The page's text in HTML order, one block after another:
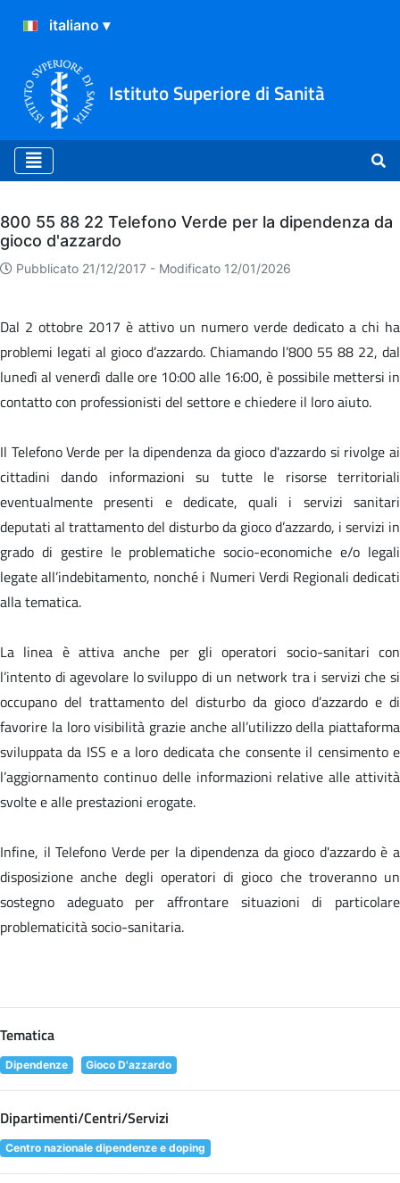
Istituto Superiore di Sanità
Archivio
800 55 88 22 Telefono Verde per la dipendenza da
gioco d'azzardo
Pubblicato 21/12/2017 - Modificato 12/01/2026
Dal 2 ottobre 2017 è attivo un numero verde dedicato a chi ha
problemi legati al gioco d’azzardo. Chiamando l’800 55 88 22, dal
lunedì al venerdì dalle ore 10:00 alle 16:00, è possibile mettersi in
contatto con professionisti del settore e chiedere il loro aiuto.
Il Telefono Verde per la dipendenza da gioco d'azzardo si rivolge ai
cittadini dando informazioni su tutte le risorse territoriali
eventualmente presenti e dedicate, quali i servizi sanitari
deputati al trattamento del disturbo da gioco d’azzardo, i servizi in
grado di gestire le problematiche socio-economiche e/o legali
legate all’indebitamento, nonché i Numeri Verdi Regionali dedicati
alla tematica.
La linea è attiva anche per gli operatori socio-sanitari con
l’intento di agevolare lo sviluppo di un network tra i servizi che si
occupano del trattamento del disturbo da gioco d’azzardo e di
favorire la loro visibilità grazie anche all’utilizzo della piattaforma
sviluppata da ISS e a loro dedicata che consente il censimento e
l’aggiornamento continuo delle informazioni relative alle attività
svolte e alle prestazioni erogate.
Infine, il Telefono Verde per la dipendenza da gioco d'azzardo è a
disposizione anche degli operatori di gioco che troveranno un
sostegno adeguato per affrontare situazioni di particolare
problematicità socio-sanitaria.
Tematica
Dipendenze Gioco D'azzardo
Dipartimenti/Centri/Servizi
Centro nazionale dipendenze e doping